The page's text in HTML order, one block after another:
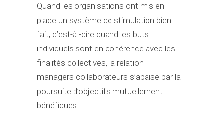
Quand les organisations ont mis en
place un système de stimulation bien
fait, c’est-à -dire quand les buts
individuels sont en cohérence avec les
finalités collectives, la relation
managers-collaborateurs s’apaise par la
poursuite d’objectifs mutuellement
bénéfiques.